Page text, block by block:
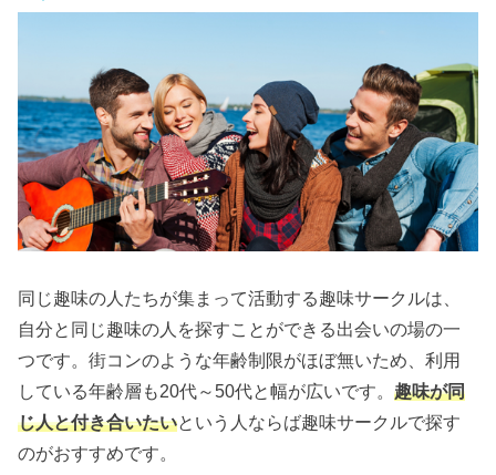
同じ趣味の人たちが集まって活動する趣味サークルは、
自分と同じ趣味の人を探すことができる出会いの場の一
つです。街コンのような年齢制限がほぼ無いため、利用
している年齢層も20代～50代と幅が広いです。趣味が同
じ人と付き合いたいという人ならば趣味サークルで探す
のがおすすめです。